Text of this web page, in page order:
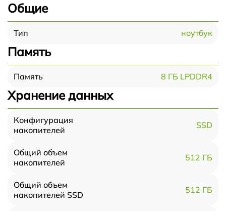
Общие
Тип ноутбук
Память
Память 8 ГБ LPDDR4
Хранение данных
Конфигурация
накопителей
SSD
Общий объем
накопителей
512 ГБ
Общий объем
накопителей SSD
512 ГБ